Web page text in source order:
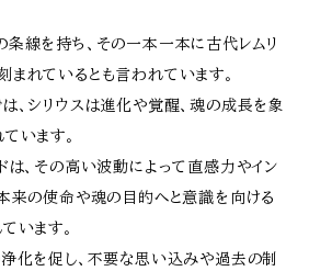
線を持ち、その一本一本に古代レムリ
れているとも言われています。
、シリウスは進化や覚醒、魂の成長を象
います。
は、その高い波動によって直感力やイン
来の使命や魂の目的へと意識を向ける
います。
化を促し、不要な思い込みや過去の制